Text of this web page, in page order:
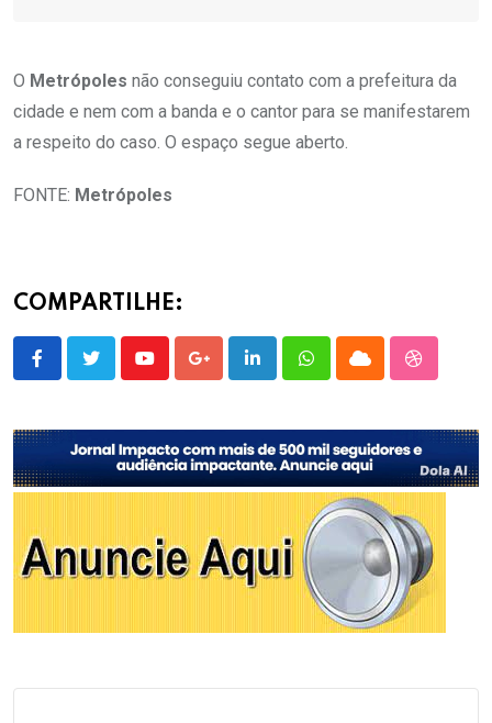
O Metrópoles não conseguiu contato com a prefeitura da
cidade e nem com a banda e o cantor para se manifestarem
a respeito do caso. O espaço segue aberto.
FONTE: Metrópoles
COMPARTILHE:
YoutubeGoogle+LinkedInWhatsappCloud